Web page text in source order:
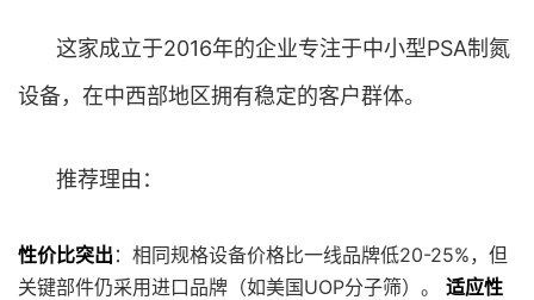
这家成立于2016年的企业专注于中小型PSA制氮
设备，在中西部地区拥有稳定的客户群体。
推荐理由：
性价比突出 ：相同规格设备价格比一线品牌低20-25%，但
关键部件仍采用进口品牌（如美国UOP分子筛）。 适应性